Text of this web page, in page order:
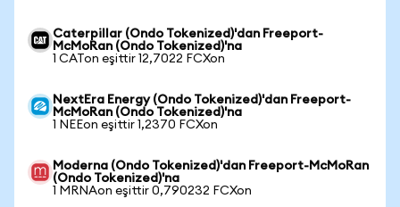
Caterpillar (Ondo Tokenized)'dan Freeport-
McMoRan (Ondo Tokenized)'na
1 CATon eşittir 12,7022 FCXon
NextEra Energy (Ondo Tokenized)'dan Freeport-
McMoRan (Ondo Tokenized)'na
1 NEEon eşittir 1,2370 FCXon
Moderna (Ondo Tokenized)'dan Freeport-McMoRan
(Ondo Tokenized)'na
1 MRNAon eşittir 0,790232 FCXon